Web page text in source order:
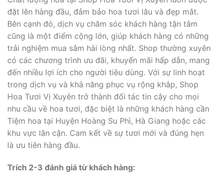
đặt lên hàng đầu, đảm bảo hoa tươi lâu và đẹp mắt.
Bên cạnh đó, dịch vụ chăm sóc khách hàng tận tâm
cũng là một điểm cộng lớn, giúp khách hàng có những
trải nghiệm mua sắm hài lòng nhất. Shop thường xuyên
có các chương trình ưu đãi, khuyến mãi hấp dẫn, mang
đến nhiều lợi ích cho người tiêu dùng. Với sự linh hoạt
trong dịch vụ và khả năng phục vụ rộng khắp, Shop
Hoa Tươi Vị Xuyên trở thành đối tác tin cậy cho mọi
nhu cầu về hoa tươi, đặc biệt là những khách hàng cần
Tiệm hoa tại Huyện Hoàng Su Phì, Hà Giang hoặc các
khu vực lân cận. Cam kết về sự tươi mới và đúng hẹn
là ưu tiên hàng đầu.
Trích 2-3 đánh giá từ khách hàng: